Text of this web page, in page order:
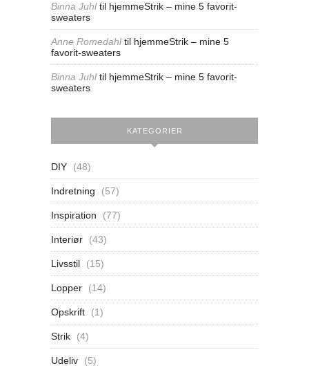
Binna Juhltil hjemmeStrik – mine 5 favorit-
sweaters
Anne Romedahltil hjemmeStrik – mine 5
favorit-sweaters
Binna Juhltil hjemmeStrik – mine 5 favorit-
sweaters
KATEGORIER
DIY (48)
Indretning (57)
Inspiration (77)
Interiør (43)
Livsstil (15)
Lopper (14)
Opskrift (1)
Strik (4)
Udeliv (5)